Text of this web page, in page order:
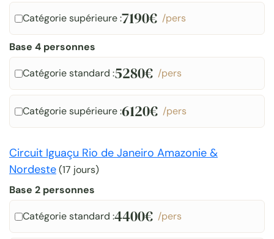
Catégorie supérieure :7190€ /pers
Base 4 personnes
Catégorie standard :5280€ /pers
Catégorie supérieure :6120€ /pers
Circuit Iguaçu Rio de Janeiro Amazonie &
Nordeste(17 jours)
Base 2 personnes
Catégorie standard :4400€ /pers